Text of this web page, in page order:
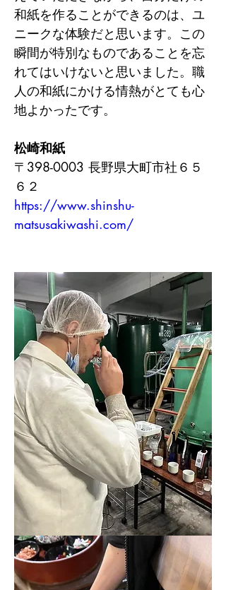
和紙を作ることができるのは、ユ
ニークな体験だと思います。この
瞬間が特別なものであることを忘
れてはいけないと思いました。職
人の和紙にかける情熱がとても心
地よかったです。
松崎和紙
〒398-0003 長野県大町市社６５
６２
https://www.shinshu-
matsusakiwashi.com/